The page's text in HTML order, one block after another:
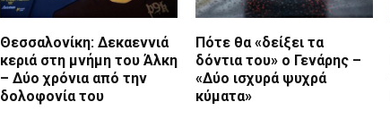
Θεσσαλονίκη: Δεκαεννιά
κεριά στη μνήμη του Άλκη
– Δύο χρόνια από την
δολοφονία του
Πότε θα «δείξει τα
δόντια του» ο Γενάρης –
«Δύο ισχυρά ψυχρά
κύματα»